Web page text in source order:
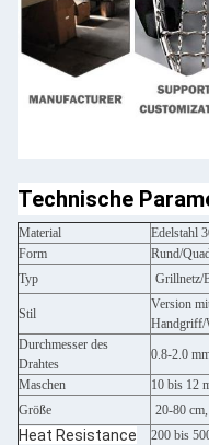
Technische
Material
Edelstahl
Form
Rund/
Typ
Grillnetz/
Stil
Version
Handgriff/
Durchmesser des
Drahtes
0.8-2.0
Maschen
10 bis 12
Größe
20-80
Heat Resistance 200 bis